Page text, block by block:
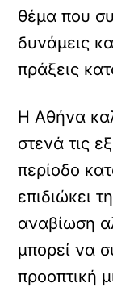
θέμα που
δυνάμεις
πράξεις
Η Αθήνα
στενά τις
περίοδο
επιδιώκει
αναβίωση
μπορεί να
προοπτική